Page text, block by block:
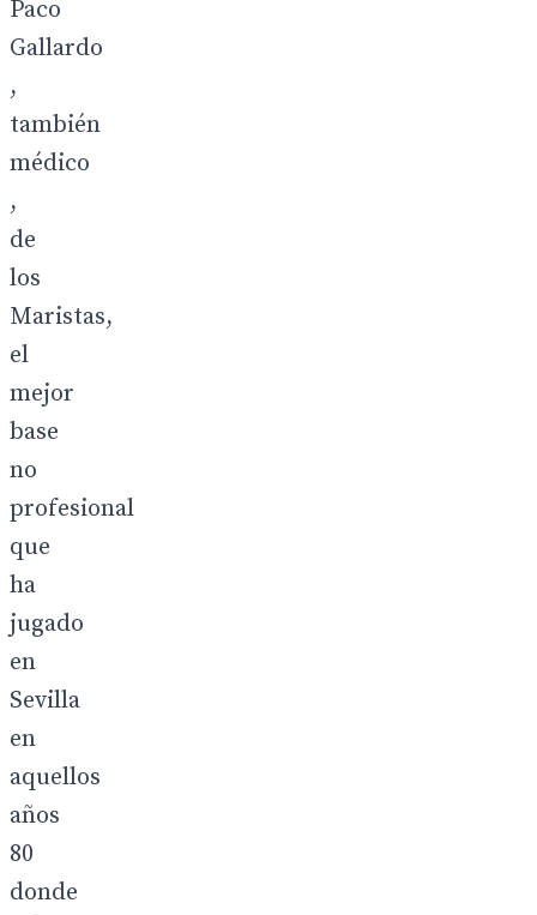
Paco
Gallardo
,
también
médico
,
de
los
Maristas,
el
mejor
base
no
profesional
que
ha
jugado
en
Sevilla
en
aquellos
años
80
donde